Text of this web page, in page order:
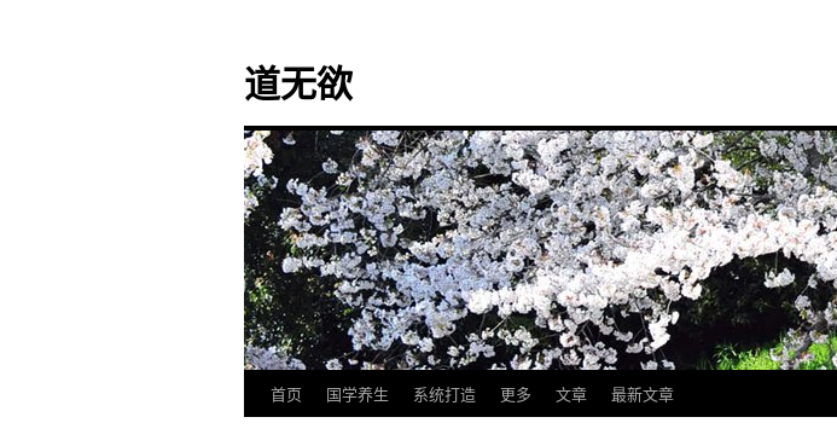
道无欲
首页 国学养生 系统打造 更多 文章 最新文章